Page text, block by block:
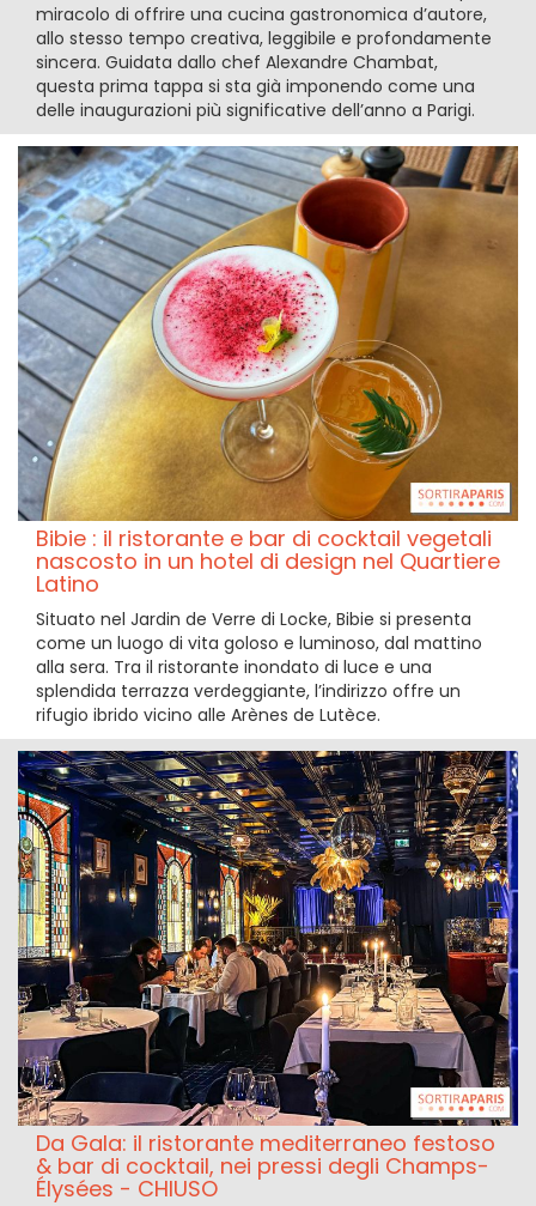
miracolo di offrire una cucina gastronomica d’autore,
allo stesso tempo creativa, leggibile e profondamente
sincera. Guidata dallo chef Alexandre Chambat,
questa prima tappa si sta già imponendo come una
delle inaugurazioni più significative dell’anno a Parigi.
Bibie : il ristorante e bar di cocktail vegetali
nascosto in un hotel di design nel Quartiere
Latino
Situato nel Jardin de Verre di Locke, Bibie si presenta
come un luogo di vita goloso e luminoso, dal mattino
alla sera. Tra il ristorante inondato di luce e una
splendida terrazza verdeggiante, l’indirizzo offre un
rifugio ibrido vicino alle Arènes de Lutèce.
Da Gala: il ristorante mediterraneo festoso
& bar di cocktail, nei pressi degli Champs-
Élysées - CHIUSO